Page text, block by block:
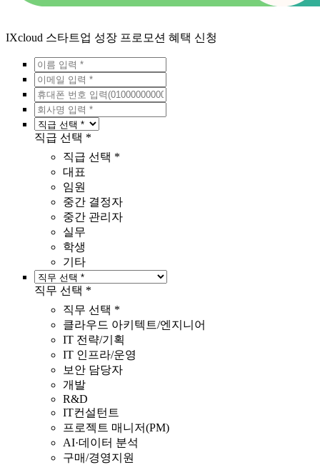
IXcloud 스타트업 성장 프로모션 혜택 신청
직급 선택 *
직급 선택 *
대표
임원
중간 결정자
중간 관리자
실무
학생
기타
직무 선택 *
직무 선택 *
클라우드 아키텍트/엔지니어
IT 전략/기획
IT 인프라/운영
보안 담당자
개발
R&D
IT컨설턴트
프로젝트 매니저(PM)
AI·데이터 분석
구매/경영지원